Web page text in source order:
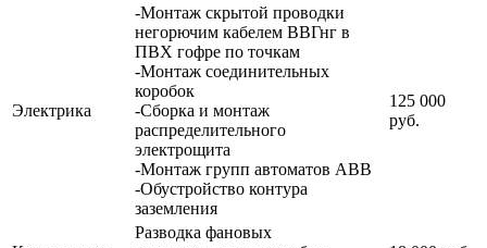
Электрика
-Монтаж скрытой проводки
негорючим кабелем ВВГнг в
ПВХ гофре по точкам
-Монтаж соединительных
коробок
-Сборка и монтаж
распределительного
электрощита
-Монтаж групп автоматов АВВ
-Обустройство контура
заземления
125 000
руб.
Разводка фановых